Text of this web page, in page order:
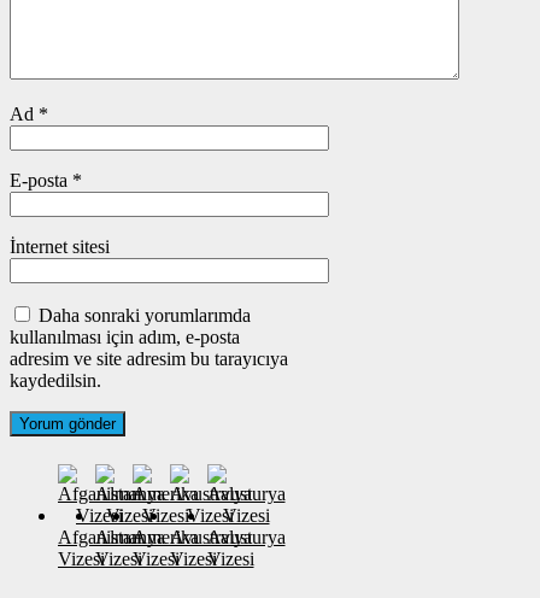
Ad *
E-posta *
İnternet sitesi
Daha sonraki yorumlarımda
kullanılması için adım, e-posta
adresim ve site adresim bu tarayıcıya
kaydedilsin.
Afganistan
Vizesi
Almanya
Vizesi
Amerika
Vizesi
Avustralya
Vizesi
Avusturya
Vizesi